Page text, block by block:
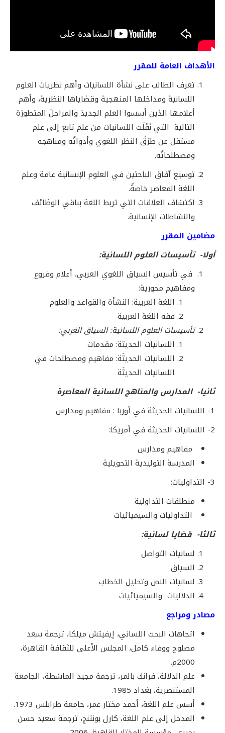
الأهداف العامة للمقرر
تعرف الطالب على نشأة اللسانيات وأهم نظريات العلوم
اللسانية ومداخلها المنهجية وقضاياها النظرية، وأهم
أعلامها الذين أسسوا العلم الجديدَ والمراحلَ المتطورَة
التالية التي نَقَلَت اللسانيات من علم تابع إلى علم
مستقل عن طرُقُ النظر اللغوي وأدواتُه ومناهجه
ومصطلحاتُه.
توسيع آفاق الباحثين في العلوم الإنسانية عامة وعلم
اللغة المعاصر خاصةً.
اكتشاف العلاقات التي تربط اللغة بباقي الوظائف
والنشاطات الإنسانية.
مضامين المقرر
أولا- تأسيسات العلوم اللسانية:
في تأسيس السياق اللغوي العربي، أعلام وفروع
ومفاهيم محورية:
اللغة العربية: النشأة والقواعد والعلوم
فقه اللغة العربية
تأسيسات العلوم اللسانية: السياق الغربي:
اللسانيات الحديثة: مقدمات
اللسانيات الحديثَة: مفاهيم ومصطلحات في
اللسانيات الحديثَة
ثانيا- المدارس والمناهج اللسانية المعاصرة
1- اللسانيات الحديثة في أوربا : مفاهيم ومدارس
2- اللسانيات الحديثة في أمريكا:
مفاهيم ومدارس
المدرسة التوليدية التحويلية
3- التداوليات:
منطلقات التداولية
التداوليات والسيميائيات
ثالثا- قضايا لسانية:
لسانيات التواصل
السياق
لسانيات النص وتحليل الخطاب
الدلاليات والسيميائيات
مصادر ومراجع
اتجاهات البحث اللساني، إيفيتش ميلكا، ترجمة سعد
مصلوح ووفاء كامل، المجلس الأعلى للثقافة القاهرة،
2000م.
علم الدلالة، فرانك بالمر، ترجمة مجيد الماشطة، الجامعة
المستنصرية، بغداد 1985.
أسس علم اللغة، أحمد مختار عمر، جامعة طرابلس 1973.
المدخل إلى علم اللغة، كارل بونتنج، ترجمة سعيد حسن